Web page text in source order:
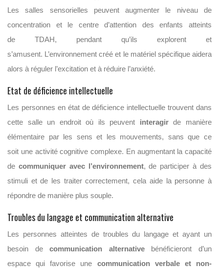
Les salles sensorielles peuvent augmenter le niveau de
concentration et le centre d’attention des enfants atteints
de TDAH, pendant qu’ils explorent et
s’amusent. L’environnement créé et le matériel spécifique aidera
alors à réguler l’excitation et à réduire l’anxiété.
Etat de déficience intellectuelle
Les personnes en état de déficience intellectuelle trouvent dans
cette salle un endroit où ils peuvent interagirde manière
élémentaire par les sens et les mouvements, sans que ce
soit une activité cognitive complexe. En augmentant la capacité
de communiquer avec l’environnement, de participer à des
stimuli et de les traiter correctement, cela aide la personne à
répondre de manière plus souple.
Troubles du langage et communication alternative
Les personnes atteintes de troubles du langage et ayant un
besoin decommunication alternativebénéficieront d’un
espace qui favorise une communication verbale et non-